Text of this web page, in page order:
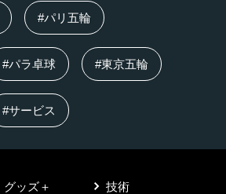
#パリ五輪
#パラ卓球 #東京五輪
#サービス
グッズ＋ 技術